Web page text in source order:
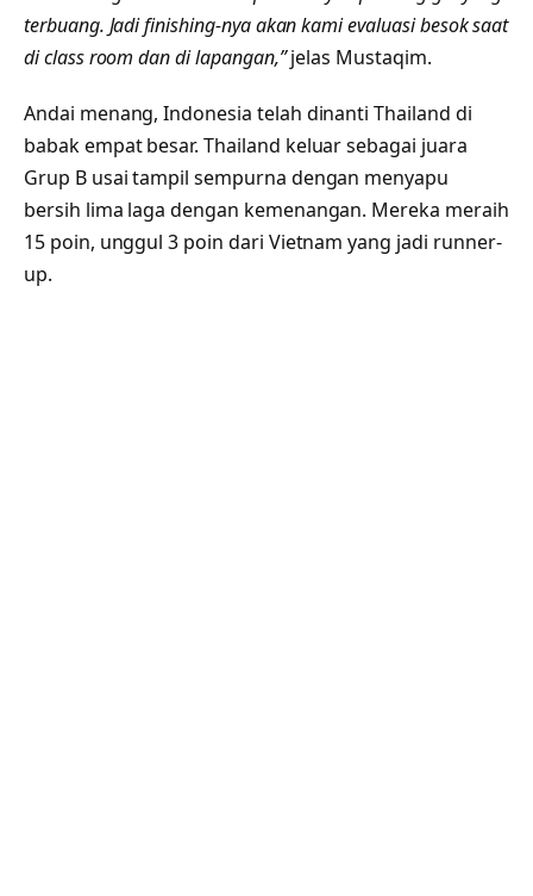
terbuang. Jadi finishing-nya akan kami evaluasi besok saat
di class room dan di lapangan,”jelas Mustaqim.
Andai menang, Indonesia telah dinanti Thailand di
babak empat besar. Thailand keluar sebagai juara
Grup B usai tampil sempurna dengan menyapu
bersih lima laga dengan kemenangan. Mereka meraih
15 poin, unggul 3 poin dari Vietnam yang jadi runner-
up.